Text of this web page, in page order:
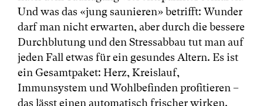
Und was das «jung saunieren» betrifft: Wunder
darf man nicht erwarten, aber durch die bessere
Durchblutung und den Stressabbau tut man auf
jeden Fall etwas für ein gesundes Altern. Es ist
ein Gesamtpaket: Herz, Kreislauf,
Immunsystem und Wohlbefinden profitieren –
das lässt einen automatisch frischer wirken.